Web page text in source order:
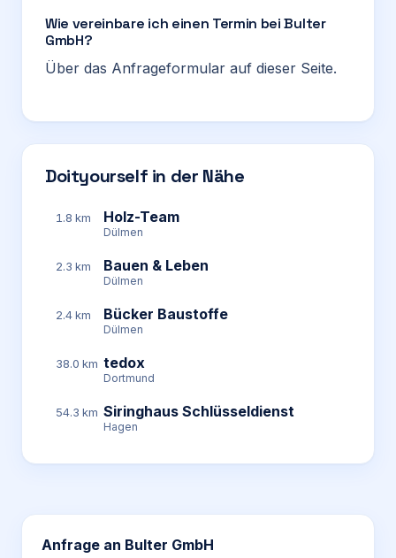
Wie vereinbare ich einen Termin bei Bulter
GmbH?
Über das Anfrageformular auf dieser Seite.
Doityourself in der Nähe
1.8 km Holz-Team
Dülmen
2.3 km Bauen & Leben
Dülmen
2.4 km Bücker Baustoffe
Dülmen
38.0 km tedox
Dortmund
54.3 km Siringhaus Schlüsseldienst
Hagen
Anfrage an Bulter GmbH